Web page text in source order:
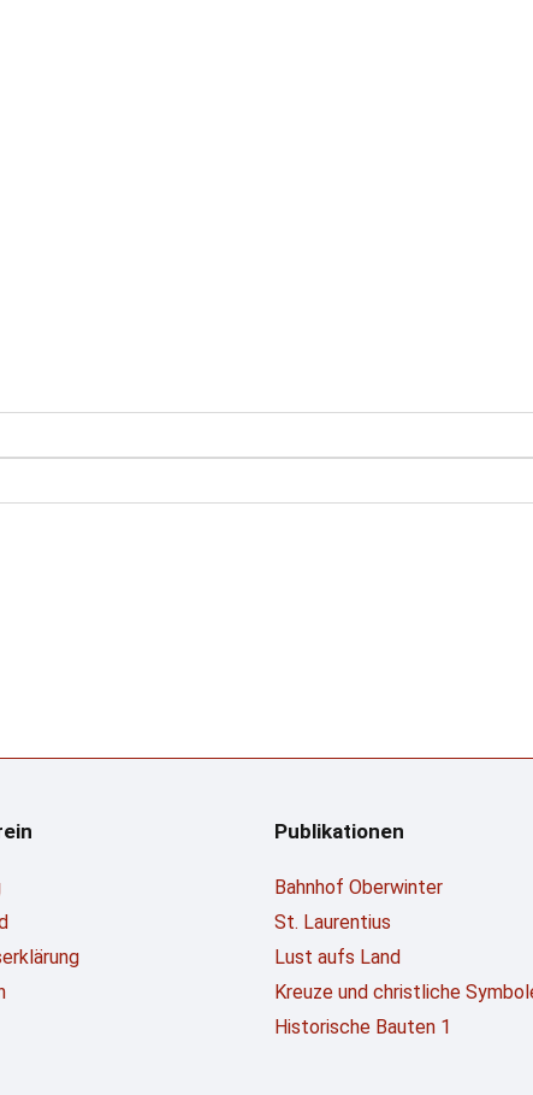
Publikationen
Bahnhof Oberwinter
St. Laurentius
Lust aufs Land
Kreuze und christliche
Historische Bauten 1